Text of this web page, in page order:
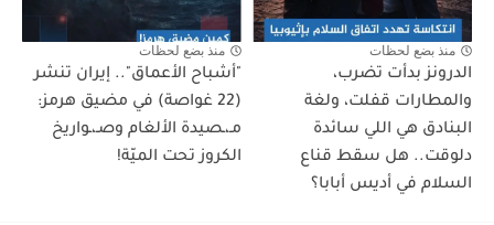
منذ بضع لحظات
الدرونز بدأت تضرب،
والمطارات قفلت، ولغة
البنادق هي اللي سائدة
دلوقت.. هل سقط قناع
السلام في أديس أبابا؟
منذ بضع لحظات
"أشباح الأعماق".. إيران تنشر
(22 غواصة) في مضيق هرمز:
مـ،ـصيدة الألغام وصـ،ـواريخ
الكروز تحت الميّة!